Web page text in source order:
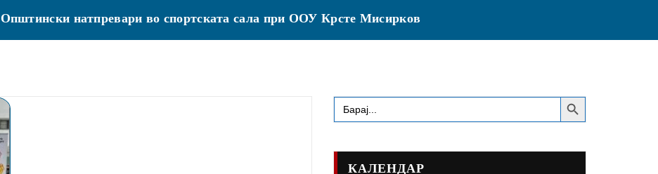
Општински натпревари во спортската сала при ООУ Крсте Мисирков
Search
for:
Search Button
КАЛЕНДАР